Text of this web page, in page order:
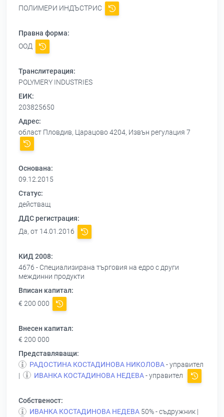
ПОЛИМЕРИ ИНДЪСТРИС
Правна форма:
ООД
Транслитерация:
POLYMERY INDUSTRIES
ЕИК:
203825650
Адрес:
област Пловдив, Царацово 4204, Извън регулация 7
Основана:
09.12.2015
Статус:
действащ
ДДС регистрация:
Да, от 14.01.2016
КИД 2008:
4676 - Специализирана търговия на едро с други
междинни продукти
Вписан капитал:
€ 200 000
Внесен капитал:
€ 200 000
Представляващи:
РАДОСТИНА КОСТАДИНОВА НИКОЛОВА- управител
|
ИВАНКА КОСТАДИНОВА НЕДЕВА- управител
Собственост:
ИВАНКА КОСТАДИНОВА НЕДЕВА 50% - съдружник |